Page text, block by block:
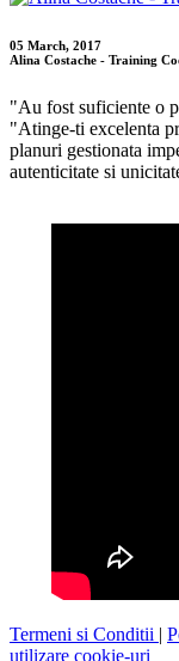
05 March, 2017
Alina Costache - Training
"Au fost suficiente o
"Atinge-ti excelenta
planuri gestionata
autenticitate si
Termeni si Conditii |
utilizare cookie-uri